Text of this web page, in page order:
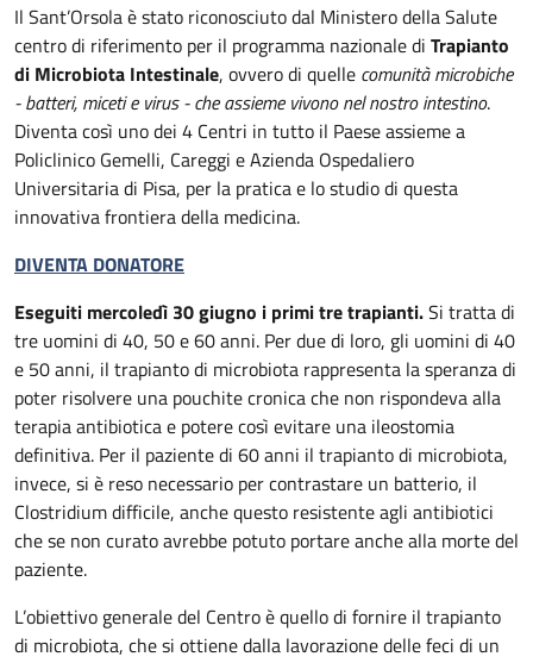
Il Sant’Orsola è stato riconosciuto dal Ministero della Salute
centro di riferimento per il programma nazionale di Trapianto
di Microbiota Intestinale, ovvero di quelle comunità microbiche
- batteri, miceti e virus - che assieme vivono nel nostro intestino.
Diventa così uno dei 4 Centri in tutto il Paese assieme a
Policlinico Gemelli, Careggi e Azienda Ospedaliero
Universitaria di Pisa, per la pratica e lo studio di questa
innovativa frontiera della medicina.
DIVENTA DONATORE
Eseguiti mercoledì 30 giugno i primi tre trapianti.Si tratta di
tre uomini di 40, 50 e 60 anni. Per due di loro, gli uomini di 40
e 50 anni, il trapianto di microbiota rappresenta la speranza di
poter risolvere una pouchite cronica che non rispondeva alla
terapia antibiotica e potere così evitare una ileostomia
definitiva. Per il paziente di 60 anni il trapianto di microbiota,
invece, si è reso necessario per contrastare un batterio, il
Clostridium difficile, anche questo resistente agli antibiotici
che se non curato avrebbe potuto portare anche alla morte del
paziente.
L’obiettivo generale del Centro è quello di fornire il trapianto
di microbiota, che si ottiene dalla lavorazione delle feci di un